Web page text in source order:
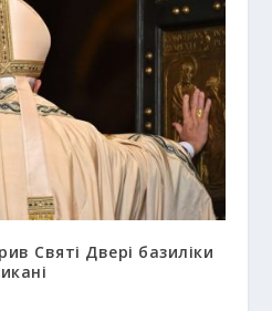
Святі Двері базиліки